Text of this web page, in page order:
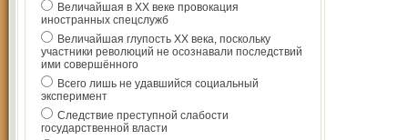
Величайшая в ХХ веке провокация
иностранных спецслужб
Величайшая глупость ХХ века, поскольку
участники революций не осознавали последствий
ими совершённого
Всего лишь не удавшийся социальный
эксперимент
Следствие преступной слабости
государственной власти